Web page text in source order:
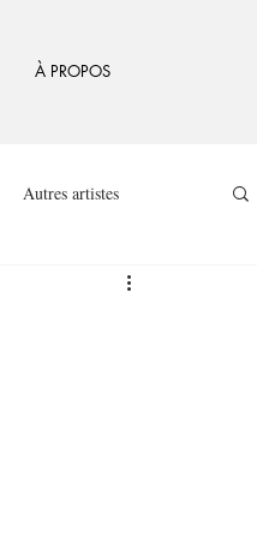
À PROPOS
Autres artistes